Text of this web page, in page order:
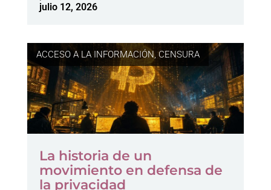
julio 12, 2026
ACCESO A LA INFORMACIÓN,CENSURA
La historia de un
movimiento en defensa de
la privacidad